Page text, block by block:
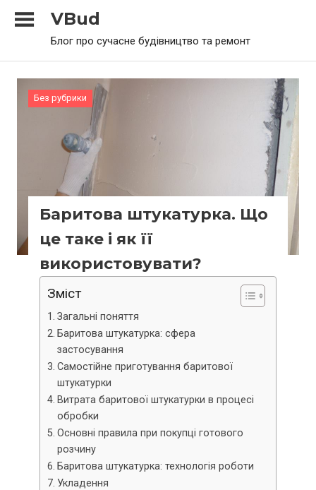
VBud
Блог про сучасне будівництво та ремонт
Без рубрики
Баритова штукатурка. Що
це таке і як її
використовувати?
Зміст
Загальні поняття
Баритова штукатурка: сфера
застосування
Самостійне приготування баритової
штукатурки
Витрата баритової штукатурки в процесі
обробки
Основні правила при покупці готового
розчину
Баритова штукатурка: технологія роботи
Укладення